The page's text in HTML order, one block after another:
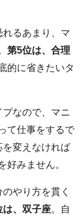
れるあまり、マ
第5位は、合理
的に省きたいタ
なので、マニ
て仕事をするで
を変えなければ
好みません。
のやり方を貫く
は、双子座。自